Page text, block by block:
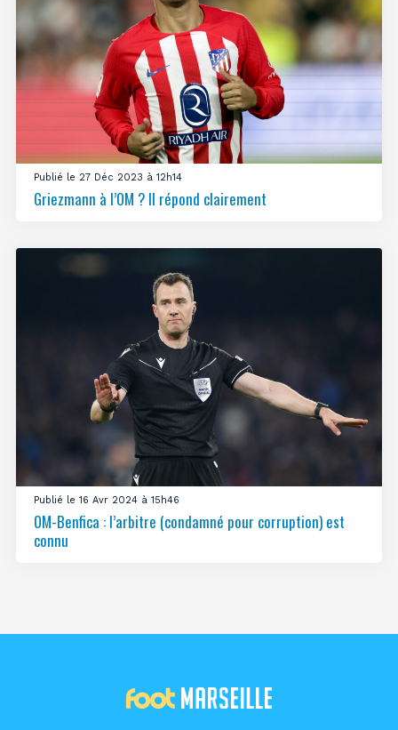
Publié le 27 Déc 2023 à 12h14
Griezmann à l’OM ? Il répond clairement
Publié le 16 Avr 2024 à 15h46
OM-Benfica : l’arbitre (condamné pour corruption) est
connu